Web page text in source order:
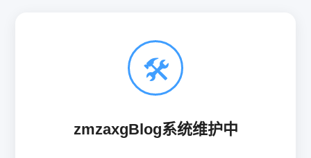
🛠
zmzaxgBlog系统维护中